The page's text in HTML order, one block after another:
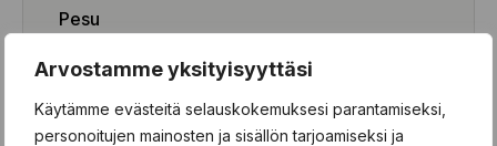
Arvostamme yksityisyyttäsi
Käytämme evästeitä selauskokemuksesi parantamiseksi,
personoitujen mainosten ja sisällön tarjoamiseksi ja
Pesu
Paikka-aineen poisto
Rengashotelli